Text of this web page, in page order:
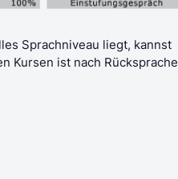
Sprachniveau liegt, kannst
Kursen ist nach Rücksprache